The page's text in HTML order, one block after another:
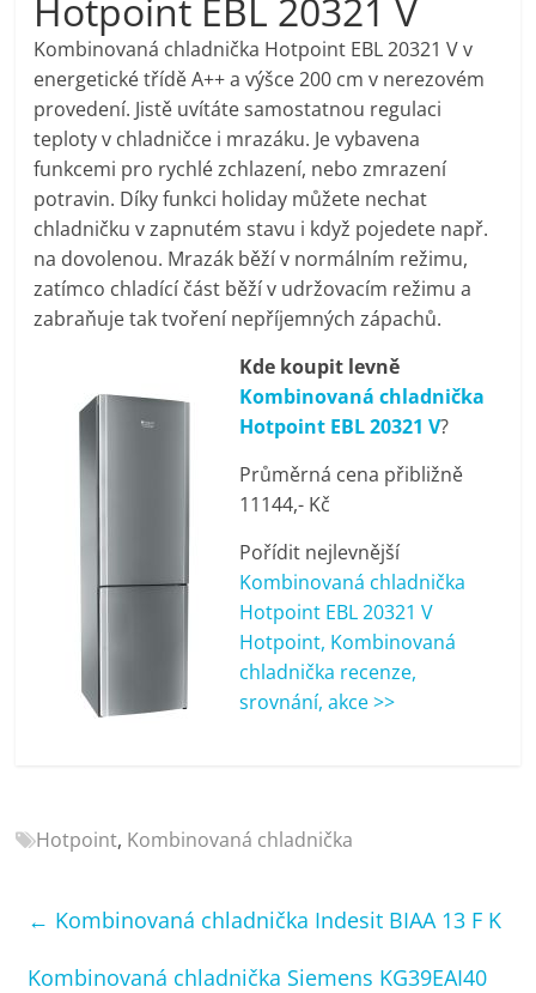
pračky,
televize,
notebooky,
mobilní
telefony,
kávovary,
bazény
porovnání
televize,
notebooky,
bazény
Hotpoint EBL 20321 V
Kombinovaná chladnička Hotpoint EBL 20321 V v
energetické třídě A++ a výšce 200 cm v nerezovém
provedení. Jistě uvítáte samostatnou regulaci
teploty v chladničce i mrazáku. Je vybavena
funkcemi pro rychlé zchlazení, nebo zmrazení
potravin. Díky funkci holiday můžete nechat
chladničku v zapnutém stavu i když pojedete např.
na dovolenou. Mrazák běží v normálním režimu,
zatímco chladící část běží v udržovacím režimu a
zabraňuje tak tvoření nepříjemných zápachů.
Kde koupit levně
Kombinovaná chladnička
Hotpoint EBL 20321 V?
Průměrná cena přibližně
11144,- Kč
Pořídit nejlevnější
Kombinovaná chladnička
Hotpoint EBL 20321 V
Hotpoint, Kombinovaná
chladnička recenze,
srovnání, akce >>
Hotpoint, Kombinovaná chladnička
← Kombinovaná chladnička Indesit BIAA 13 F K
Kombinovaná chladnička Siemens KG39EAI40